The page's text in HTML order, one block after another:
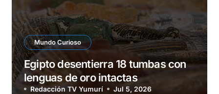
Mundo Curioso
Egipto desentierra 18 tumbas con
lenguas de oro intactas
Redacción TV Yumurí Jul 5, 2026